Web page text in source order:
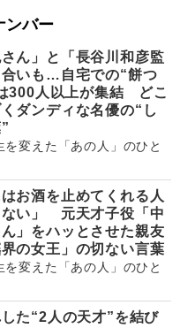
ンバー
さん」と「長谷川和彦監
いも…自宅での“餅つ
300人以上が集結 どこ
ダンディな名優の“し
変えた「あの人」のひと
はお酒を止めてくれる人
ない」 元天才子役「中
」をハッとさせた親友
界の女王」の切ない言葉
変えた「あの人」のひと
た“2人の天才”を結び